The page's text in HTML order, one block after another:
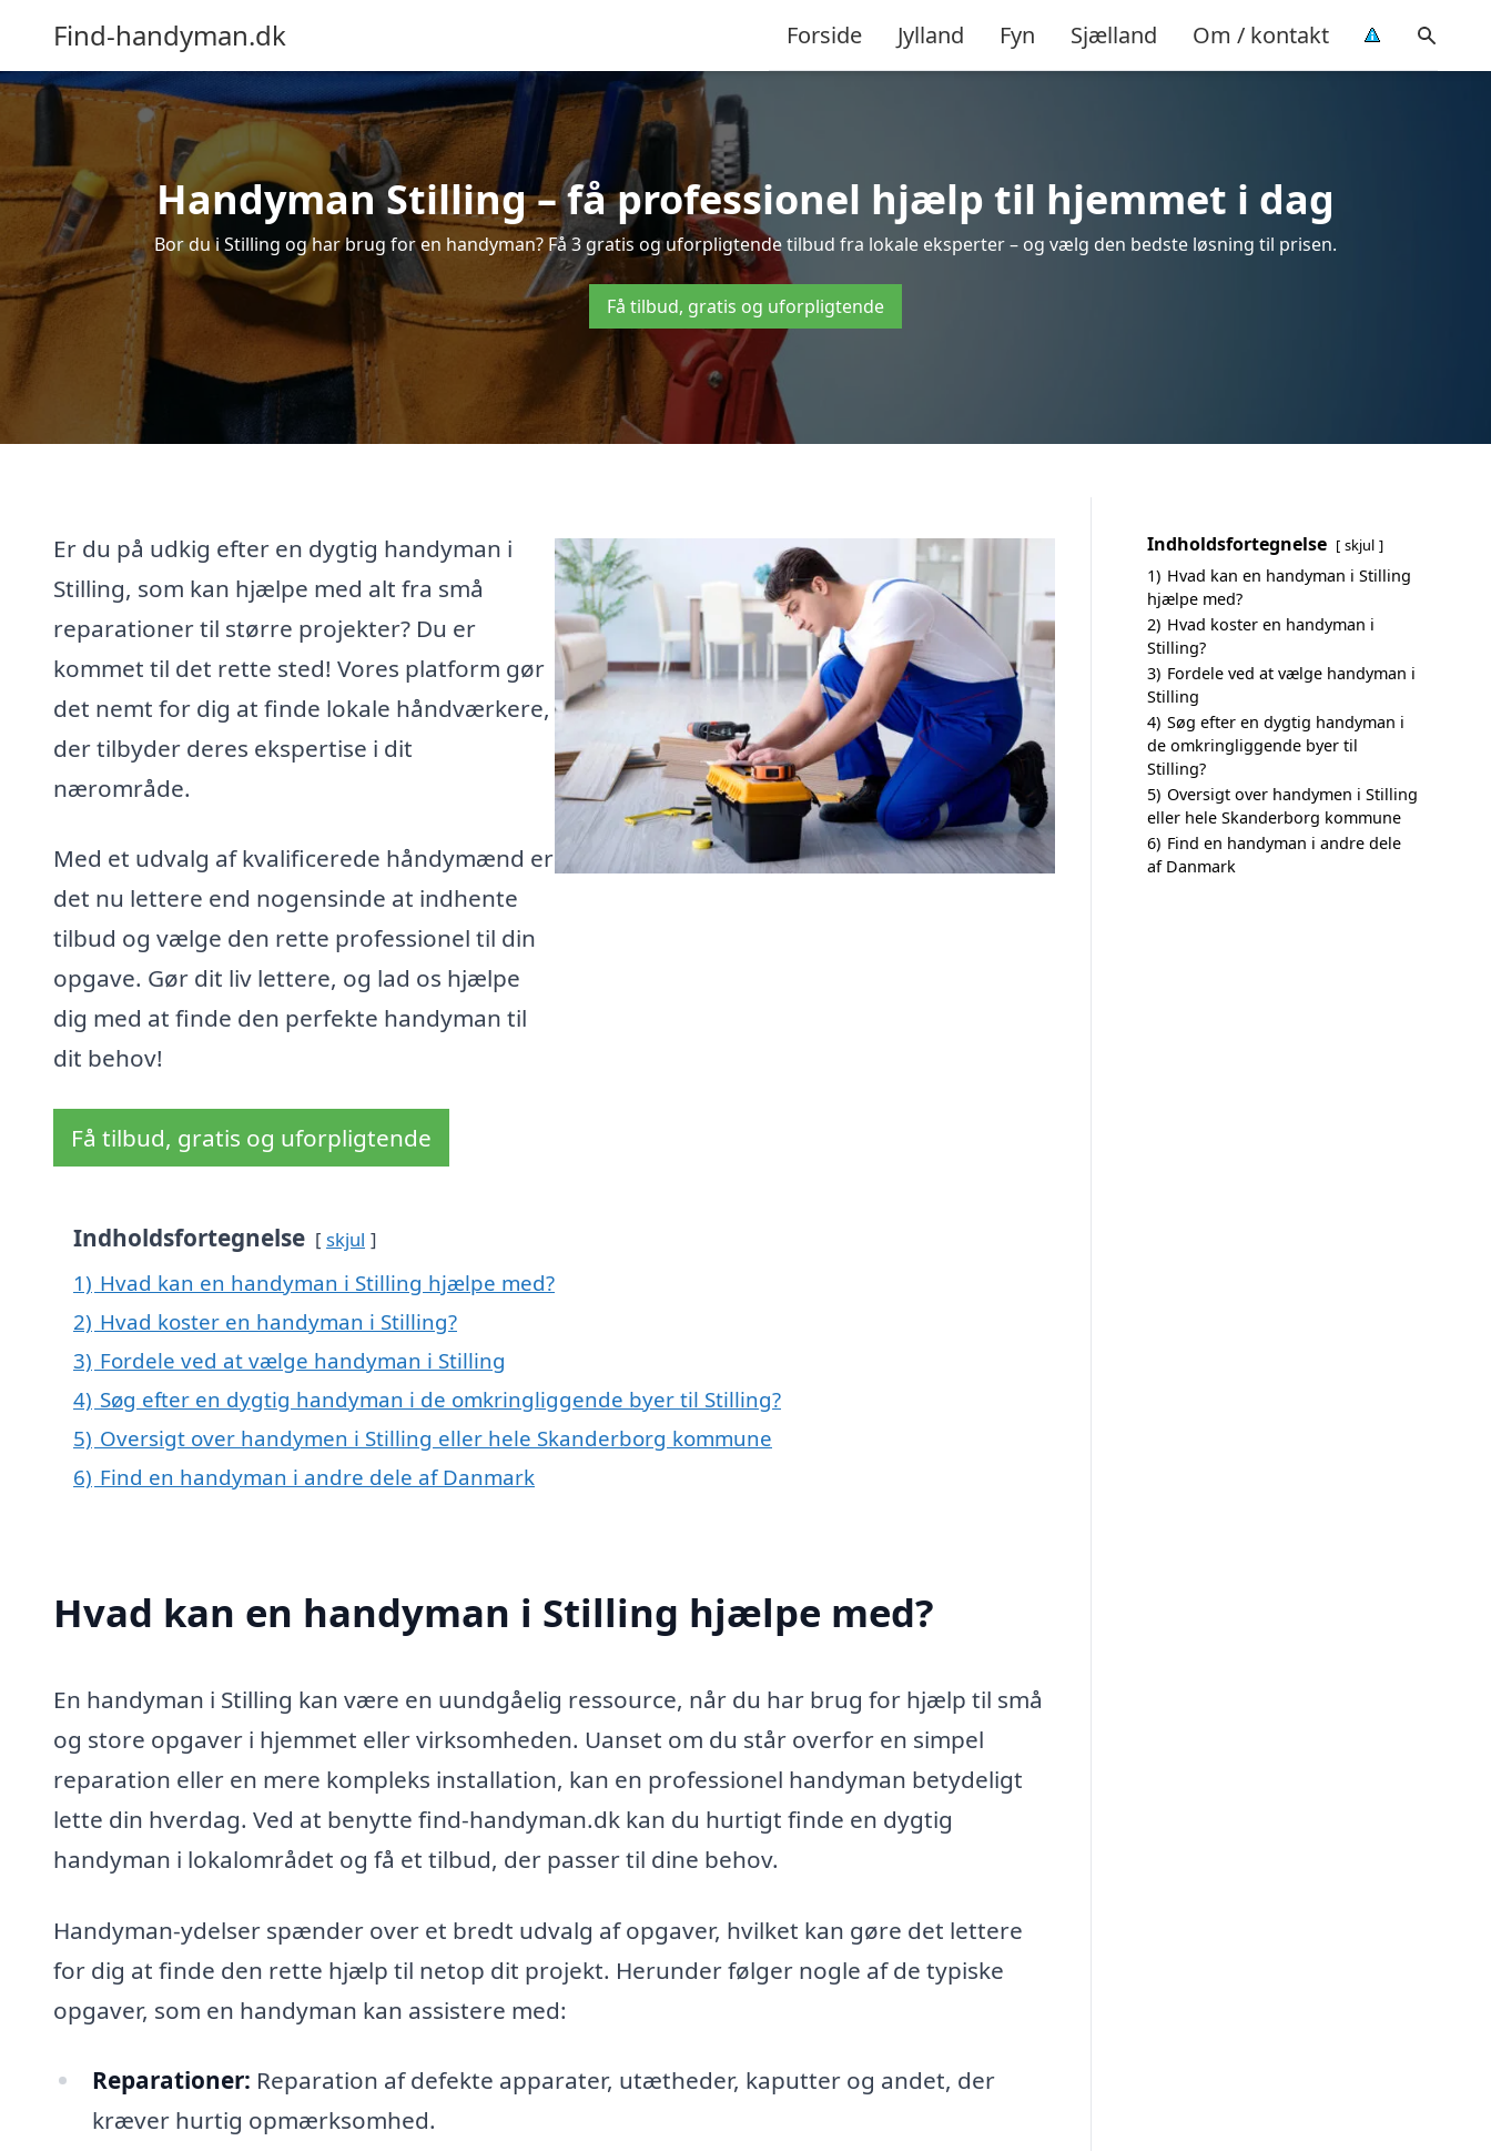
Find-handyman.dk Forside Jylland Fyn Sjælland Om / kontakt
Handyman Stilling – få professionel hjælp til hjemmet i dag
Bor du i Stilling og har brug for en handyman? Få 3 gratis og uforpligtende tilbud fra lokale eksperter – og vælg den bedste løsning til prisen.
Få tilbud, gratis og uforpligtende
Er du på udkig efter en dygtig handyman i
Stilling, som kan hjælpe med alt fra små
reparationer til større projekter? Du er
kommet til det rette sted! Vores platform gør
det nemt for dig at finde lokale håndværkere,
der tilbyder deres ekspertise i dit
nærområde.
Med et udvalg af kvalificerede håndymænd er
det nu lettere end nogensinde at indhente
tilbud og vælge den rette professionel til din
opgave. Gør dit liv lettere, og lad os hjælpe
dig med at finde den perfekte handyman til
dit behov!
Få tilbud, gratis og uforpligtende
Indholdsfortegnelse skjul
1) Hvad kan en handyman i Stilling hjælpe med?
2) Hvad koster en handyman i Stilling?
3) Fordele ved at vælge handyman i Stilling
4) Søg efter en dygtig handyman i de omkringliggende byer til Stilling?
5) Oversigt over handymen i Stilling eller hele Skanderborg kommune
6) Find en handyman i andre dele af Danmark
Hvad kan en handyman i Stilling hjælpe med?
En handyman i Stilling kan være en uundgåelig ressource, når du har brug for hjælp til små
og store opgaver i hjemmet eller virksomheden. Uanset om du står overfor en simpel
reparation eller en mere kompleks installation, kan en professionel handyman betydeligt
lette din hverdag. Ved at benytte find-handyman.dk kan du hurtigt finde en dygtig
handyman i lokalområdet og få et tilbud, der passer til dine behov.
Handyman-ydelser spænder over et bredt udvalg af opgaver, hvilket kan gøre det lettere
for dig at finde den rette hjælp til netop dit projekt. Herunder følger nogle af de typiske
opgaver, som en handyman kan assistere med:
Reparationer: Reparation af defekte apparater, utætheder, kaputter og andet, der
kræver hurtig opmærksomhed.
Indholdsfortegnelse skjul
1) Hvad kan en handyman i Stilling
hjælpe med?
2) Hvad koster en handyman i
Stilling?
3) Fordele ved at vælge handyman i
Stilling
4) Søg efter en dygtig handyman i
de omkringliggende byer til
Stilling?
5) Oversigt over handymen i Stilling
eller hele Skanderborg kommune
6) Find en handyman i andre dele
af Danmark